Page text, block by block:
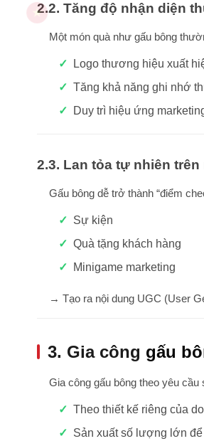
2.2. Tăng độ nhận diện
Một món quà như gấu bông
Logo thương hiệu xuất
Tăng khả năng ghi nhớ
Duy trì hiệu ứng
2.3. Lan tỏa tự nhiên trên
Gấu bông dễ trở thành “điểm
Sự kiện
Quà tặng khách hàng
Minigame marketing
→ Tạo ra nội dung UGC (User
3. Gia công gấu
Gia công gấu bông theo yêu
Theo thiết kế riêng của
Sản xuất số lượng lớn